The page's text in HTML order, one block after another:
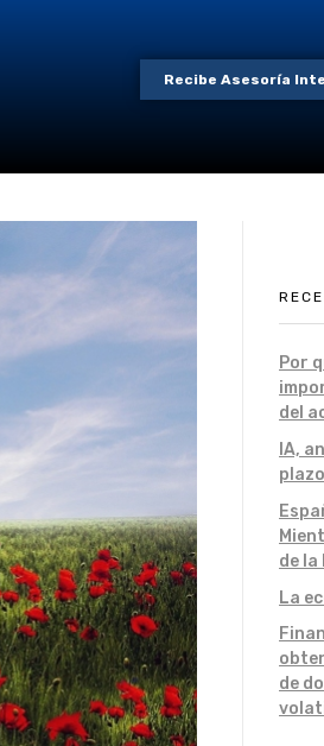
Recibe Asesoría
Por
del
IA,
plazo
de la
La
de